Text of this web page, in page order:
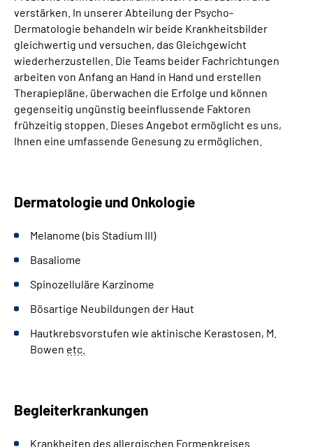
verstärken. In unserer Abteilung der Psycho-
Dermatologie behandeln wir beide Krankheitsbilder
gleichwertig und versuchen, das Gleichgewicht
wiederherzustellen. Die Teams beider Fachrichtungen
arbeiten von Anfang an Hand in Hand und erstellen
Therapiepläne, überwachen die Erfolge und können
gegenseitig ungünstig beeinflussende Faktoren
frühzeitig stoppen. Dieses Angebot ermöglicht es uns,
Ihnen eine umfassende Genesung zu ermöglichen.
Dermatologie und Onkologie
Melanome (bis Stadium III)
Basaliome
Spinozelluläre Karzinome
Bösartige Neubildungen der Haut
Hautkrebsvorstufen wie aktinische Kerastosen, M.
Bowen etc.
Begleiterkrankungen
Krankheiten des allergischen Formenkreises